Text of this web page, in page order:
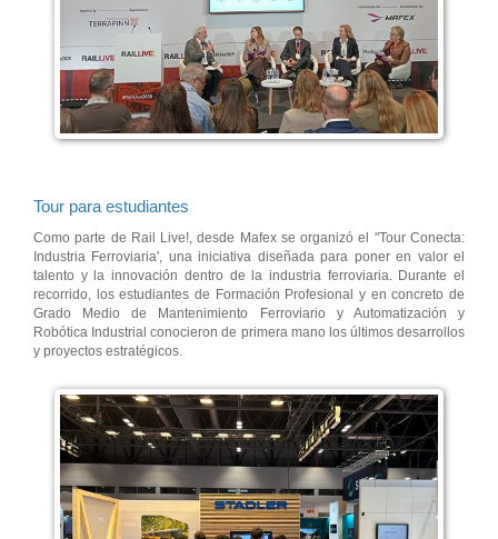
Tour para estudiantes
Como parte de Rail Live!, desde Mafex se organizó el "Tour Conecta:
Industria Ferroviaria', una iniciativa diseñada para poner en valor el
talento y la innovación dentro de la industria ferroviaria. Durante el
recorrido, los estudiantes de Formación Profesional y en concreto de
Grado Medio de Mantenimiento Ferroviario y Automatización y
Robótica Industrial conocieron de primera mano los últimos desarrollos
y proyectos estratégicos.